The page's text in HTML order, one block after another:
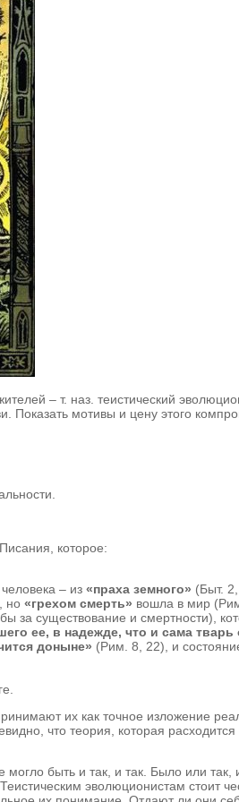
– т. наз. теистический
мотивы и цену этого
которое:
– из «праха земного» (Быт.
но «грехом смерть» вошла в мир
за существование и смертности),
ее, в надежде, что и сама
доныне» (Рим. 8, 22), и
их как точное изложение
что теория, которая
быть и так, и так. Было или
эволюционистам стоит